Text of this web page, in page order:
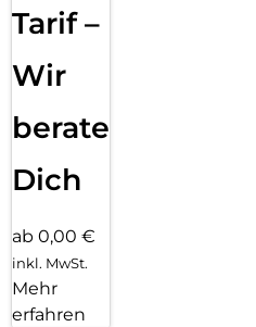
Tarif –
Wir
beraten
Dich
ab 0,00 €
inkl. MwSt.
Mehr
erfahren